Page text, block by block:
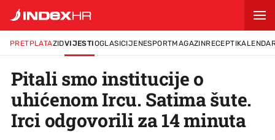
PRETPLATAZIDVIJESTIOGLASICIJENESPORTMAGAZINRECEPTI
Pitali smo institucije o
uhićenom Ircu. Satima šute.
Irci odgovorili za 14 minuta